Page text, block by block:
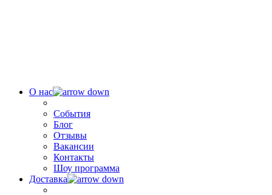
О нас
События
Блог
Отзывы
Вакансии
Контакты
Шоу программа
Доставка